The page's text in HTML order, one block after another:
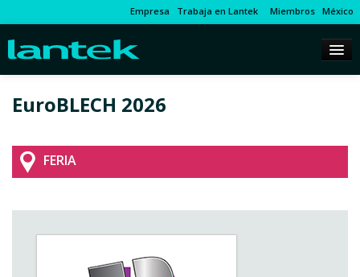
Empresa Trabaja en Lantek Miembros México
EuroBLECH 2026
FERIA